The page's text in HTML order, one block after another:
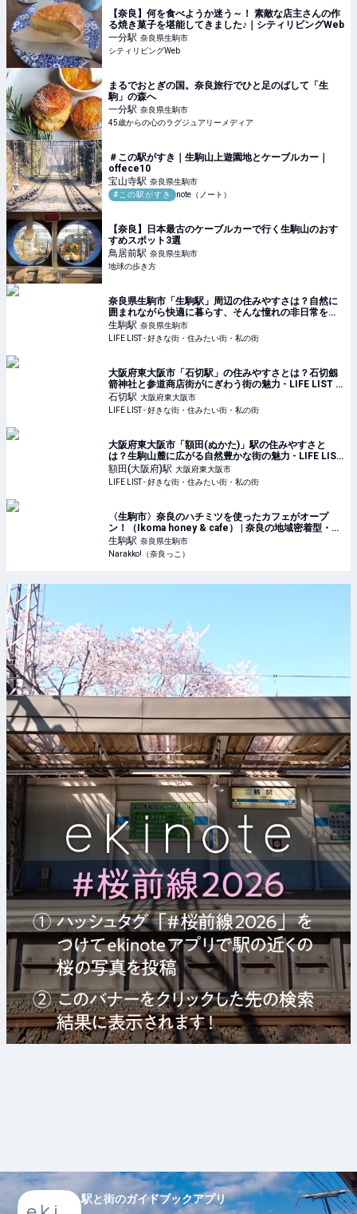
【奈良】何を食べようか迷う～！ 素敵な店主さんの作
る焼き菓子を堪能してきました♪｜シティリビングWeb
一分駅 奈良県生駒市
シティリビングWeb
まるでおとぎの国。奈良旅行でひと足のばして「生
駒」の森へ
一分駅 奈良県生駒市
45歳からの心のラグジュアリーメディア
＃この駅がすき｜生駒山上遊園地とケーブルカー｜
offece10
宝山寺駅 奈良県生駒市
#この駅がすき
note（ノート）
【奈良】日本最古のケーブルカーで行く生駒山のおす
すめスポット3選
鳥居前駅 奈良県生駒市
地球の歩き方
奈良県生駒市「生駒駅」周辺の住みやすさは？自然に
囲まれながら快適に暮らす、そんな憧れの非日常を日
常に！ - LIFE LIST - 好きな街・住みたい街・私の街
生駒駅 奈良県生駒市
LIFE LIST - 好きな街・住みたい街・私の街
大阪府東大阪市「石切駅」の住みやすさとは？石切劔
箭神社と参道商店街がにぎわう街の魅力 - LIFE LIST -
好きな街・住みたい街・私の街
石切駅 大阪府東大阪市
LIFE LIST - 好きな街・住みたい街・私の街
大阪府東大阪市「額田(ぬかた)」駅の住みやすさと
は？生駒山麓に広がる自然豊かな街の魅力 - LIFE LIST
- 好きな街・住みたい街・私の街
額田(大阪府)駅 大阪府東大阪市
LIFE LIST - 好きな街・住みたい街・私の街
〈生駒市〉奈良のハチミツを使ったカフェがオープ
ン！（Ikoma honey & cafe） | 奈良の地域密着型・総
合情報サイト Narakko!（奈良っこ）
生駒駅 奈良県生駒市
Narakko!（奈良っこ）
駅と街のガイドブックアプリ